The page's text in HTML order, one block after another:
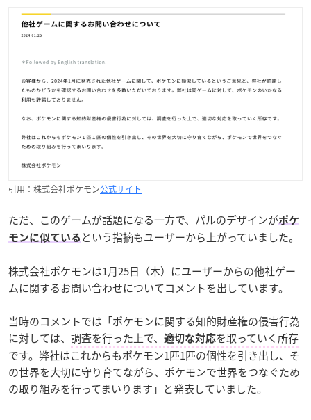
引用：株式会社ポケモン公式サイト
ただ、このゲームが話題になる一方で、パルのデザインがポケ
モンに似ている という指摘もユーザーから上がっていました。
株式会社ポケモンは1月25日（木）にユーザーからの他社ゲー
ムに関するお問い合わせについてコメントを出しています。
当時のコメントでは「ポケモンに関する知的財産権の侵害行為
に対しては、 調査を行った上で、 適切な対応を取っていく所存
です。弊社はこれからもポケモン1匹1匹の個性を引き出し、そ
の世界を大切に守り育てながら、ポケモンで世界をつなぐため
の取り組みを行ってまいります」と発表していました。